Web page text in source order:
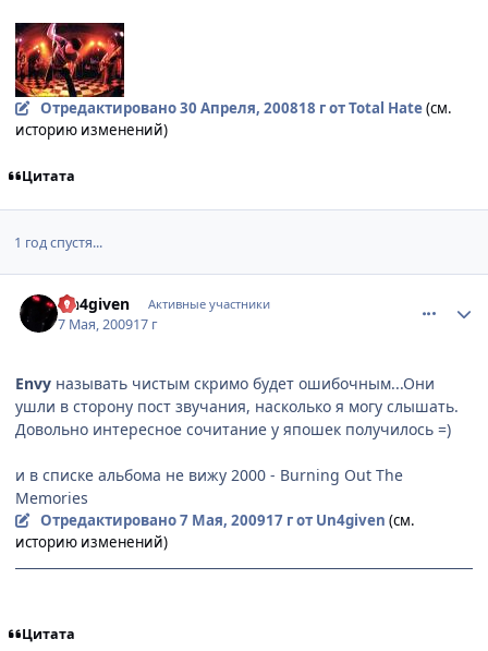
Отредактировано30 Апреля, 200818 гот Total Hate(см.
историю изменений)
Цитата
1 год спустя...
Un4given Активные участники
7 Мая, 200917 г
Envy называть чистым скримо будет ошибочным...Они
ушли в сторону пост звучания, насколько я могу слышать.
Довольно интересное сочитание у япошек получилось =)
и в списке альбома не вижу 2000 - Burning Out The
Memories
Отредактировано7 Мая, 200917 гот Un4given (см.
историю изменений)
Цитата